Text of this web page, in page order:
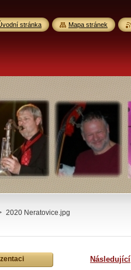
2020 Neratovice.jpg
Následující
stránka Mapa stránek